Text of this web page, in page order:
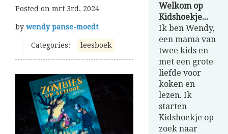
Posted on mrt 3rd, 2024
by wendy panse-moedt
Categories: leesboek
Welkom op
Kidshoekje...
Ik ben Wendy,
een mama van
twee kids en
met een grote
liefde voor
koken en
lezen. Ik
starten
Kidshoekje op
zoek naar